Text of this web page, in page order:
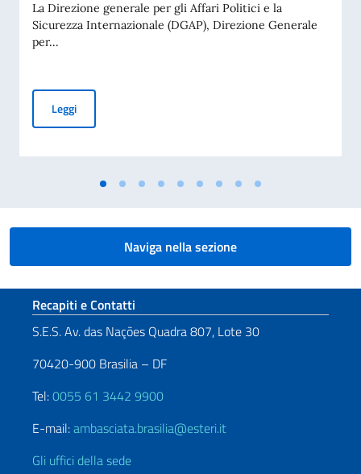
La Direzione generale per gli Affari Politici e la
Sicurezza Internazionale (DGAP), Direzione Generale
per...
LeggiAvviso di pubblicità per contributi a soggetti privati per
Naviga nella sezione
Sezione footer
Recapiti e Contatti
S.E.S. Av. das Nações Quadra 807, Lote 30
70420-900 Brasilia – DF
Tel:0055 61 3442 9900
E-mail:ambasciata.brasilia@esteri.it
Gli uffici della sede